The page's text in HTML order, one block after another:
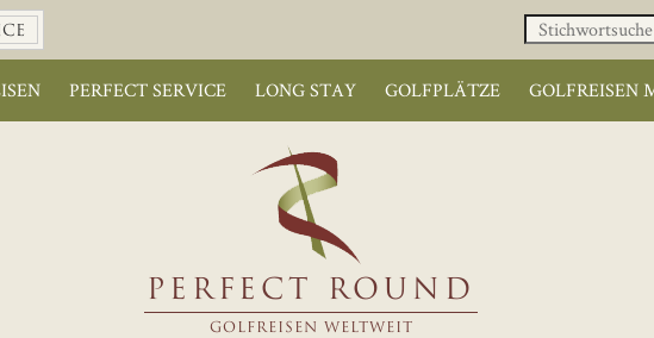
PERFECT SERVICE LONG STAY GOLFPLÄTZE GOLFREISEN
PERFECT ROUND
GOLFREISEN WELTWEIT